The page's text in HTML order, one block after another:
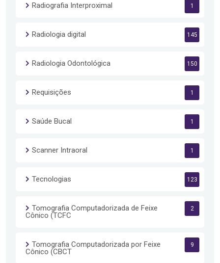
Radiografia Interproximal 1
Radiologia digital 145
Radiologia Odontológica 150
Requisições 1
Saúde Bucal 1
Scanner Intraoral 1
Tecnologias 123
Tomografia Computadorizada de Feixe
Cônico (TCFC
2
Tomografia Computadorizada por Feixe
Cônico (CBCT
9